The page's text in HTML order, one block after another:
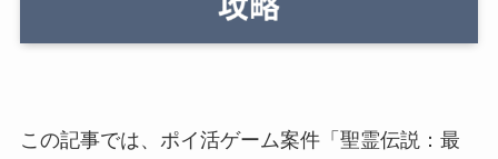
この記事では、ポイ活ゲーム案件「聖霊伝説：最